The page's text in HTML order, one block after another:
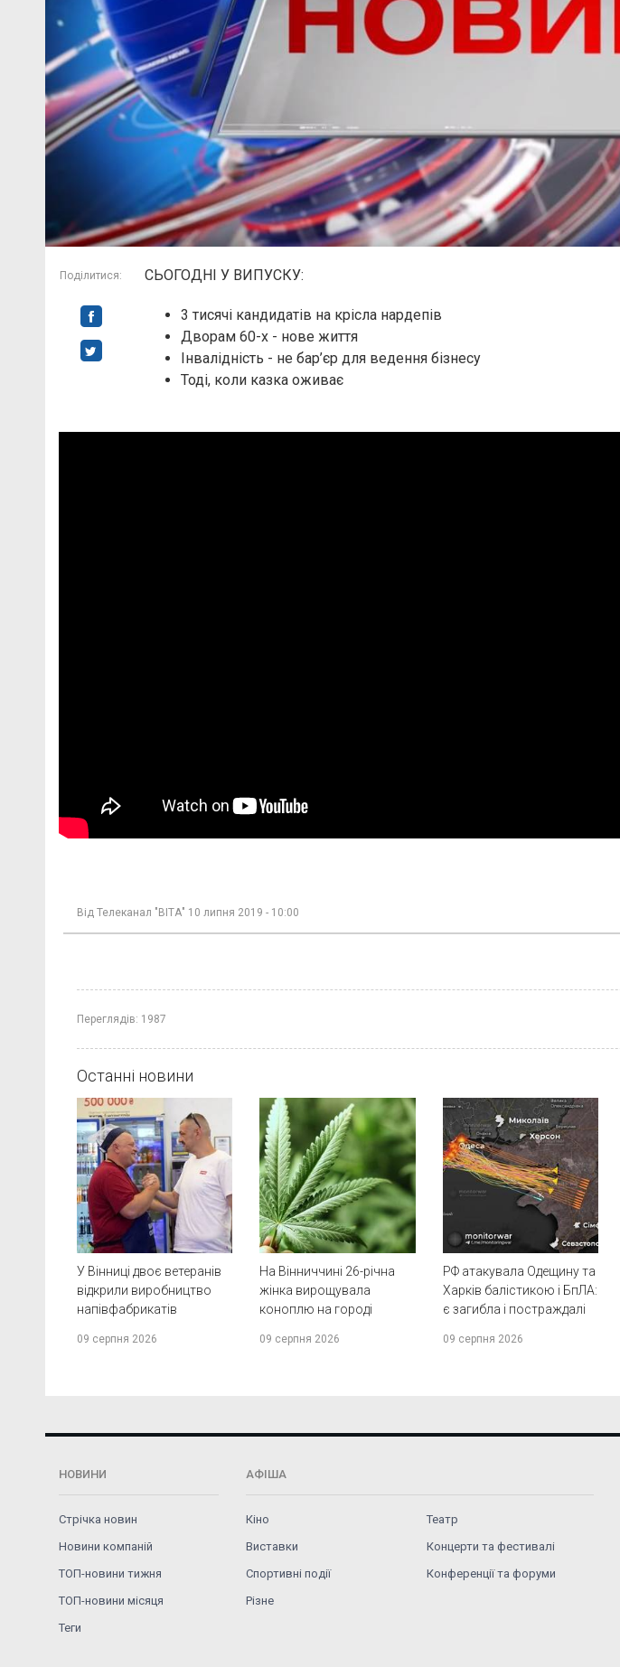
Поділитися: СЬОГОДНІ У ВИПУСКУ:
3 тисячі кандидатів на крісла нардепів
Дворам 60-х - нове життя
Інвалідність - не бар’єр для ведення бізнесу
Тоді, коли казка оживає
Від Телеканал "ВІТА" 10 липня 2019 - 10:00
Переглядів: 1987
Останні новини
У Вінниці двоє ветеранів
відкрили виробництво
напівфабрикатів
09 серпня 2026
На Вінниччині 26-річна
жінка вирощувала
коноплю на городі
09 серпня 2026
РФ атакувала Одещину та
Харків балістикою і БпЛА:
є загибла і постраждалі
09 серпня 2026
НОВИНИ
Стрічка новин
Новини компаній
ТОП-новини тижня
ТОП-новини місяця
Теги
АФІША
Кіно
Театр
Виставки
Концерти та фестивалі
Спортивні події
Конференції та форуми
Різне